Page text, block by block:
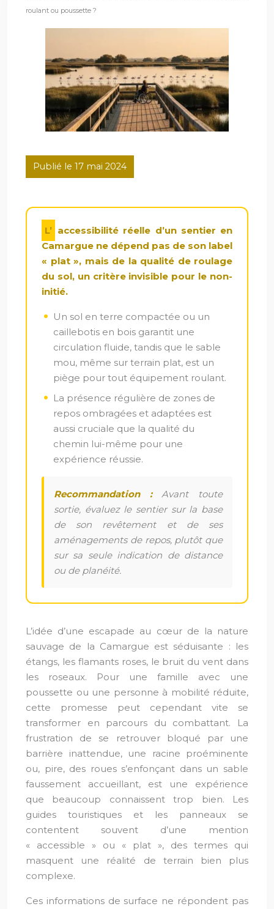
roulant ou poussette ?
Publié le 17 mai 2024
L’accessibilité réelle d’un sentier en
Camargue ne dépend pas de son label
« plat », mais de la qualité de roulage
du sol, un critère invisible pour le non-
initié.
Un sol en terre compactée ou un
caillebotis en bois garantit une
circulation fluide, tandis que le sable
mou, même sur terrain plat, est un
piège pour tout équipement roulant.
La présence régulière de zones de
repos ombragées et adaptées est
aussi cruciale que la qualité du
chemin lui-même pour une
expérience réussie.
Recommandation :Avant toute
sortie, évaluez le sentier sur la base
de son revêtement et de ses
aménagements de repos, plutôt que
sur sa seule indication de distance
ou de planéité.
L’idée d’une escapade au cœur de la nature
sauvage de la Camargue est séduisante : les
étangs, les flamants roses, le bruit du vent dans
les roseaux. Pour une famille avec une
poussette ou une personne à mobilité réduite,
cette promesse peut cependant vite se
transformer en parcours du combattant. La
frustration de se retrouver bloqué par une
barrière inattendue, une racine proéminente
ou, pire, des roues s’enfonçant dans un sable
faussement accueillant, est une expérience
que beaucoup connaissent trop bien. Les
guides touristiques et les panneaux se
contentent souvent d’une mention
« accessible » ou « plat », des termes qui
masquent une réalité de terrain bien plus
complexe.
Ces informations de surface ne répondent pas